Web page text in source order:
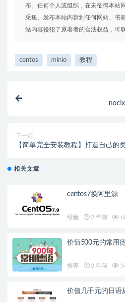
布。任何个人或组织，在未征得本站
采集、发布本站内容到任何网站、书
站内容侵犯了原著者的合法权益，可
centos minio 教程
下一篇
【简单完全安装教程】打造自己的
相关文章
centos7换阿里源
经验 2 年前
价值500元的常用
推荐 2 年前
价值几千元的日语